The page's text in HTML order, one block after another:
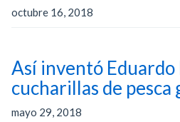
octubre 16, 2018
Así inventó Eduardo
cucharillas de pesca
mayo 29, 2018